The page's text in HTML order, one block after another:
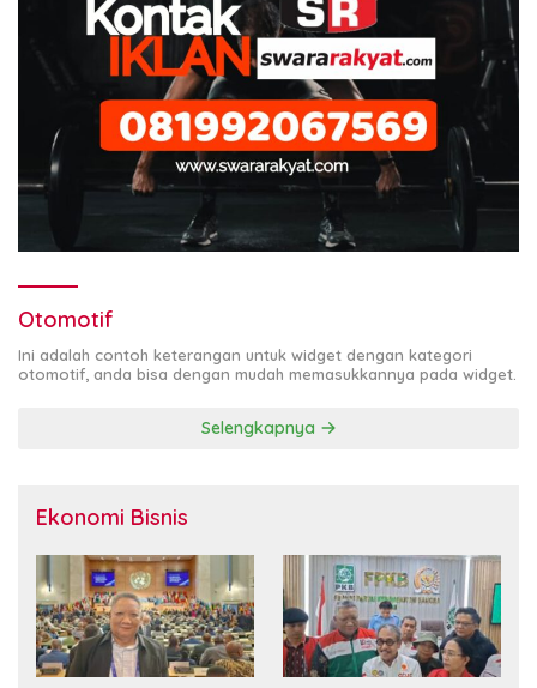
Otomotif
Ini adalah contoh keterangan untuk widget dengan kategori
otomotif, anda bisa dengan mudah memasukkannya pada widget.
Selengkapnya
Ekonomi Bisnis